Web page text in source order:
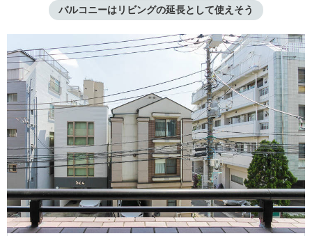
バルコニーはリビングの延長として使えそう